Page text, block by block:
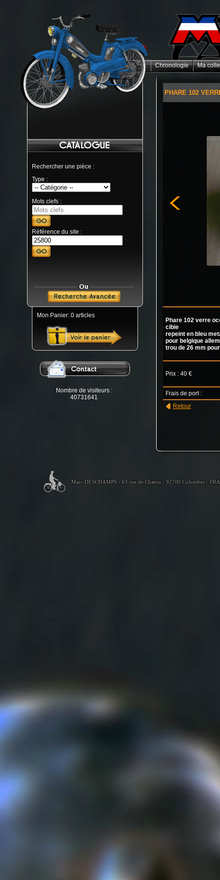
Rechercher une pièce :
Type :
Mots clefs :
Référence du site :
Mon Panier: 0 articles
Nombre de visiteurs :
40731641
Chronologie Ma
PHARE 102
Phare 102 verre
cibie
repeint en bleu
pour belgique
trou de 26 mm
Prix : 40 €
Frais de port :
Retour
Marc DESCHAMPS - 63 rue de Chatou - 92700 Colombes -